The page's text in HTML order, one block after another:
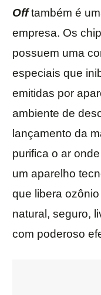
Offtambém é
empresa. Os
possuem uma
especiais que
emitidas por
ambiente de
lançamento da
purifica o ar
um aparelho
que libera
natural, seguro,
com poderoso